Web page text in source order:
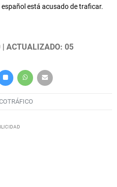
está acusado de traficar.
| ACTUALIZADO: 05